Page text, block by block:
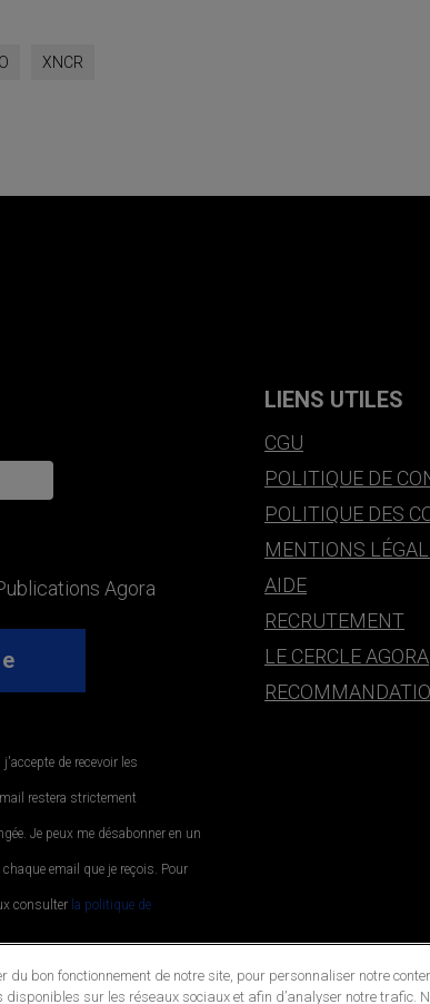
XNCR
Agora
de recevoir les
restera strictement
Je peux me désabonner en un
email que je reçois. Pour
consulter la politique de
LIENS UTILES
CGU
POLITIQUE DE
POLITIQUE DES
MENTIONS
AIDE
RECRUTEMENT
LE CERCLE AGORA
bon fonctionnement de notre site, pour personnaliser notre
sur les réseaux sociaux et afin d’analyser notre trafic.